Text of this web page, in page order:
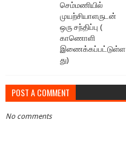
செம்மணியில்
முயற்சியாளருடன்
ஒரு சந்திப்பு (
காணொளி
இணைக்கப்பட்டுள்ள
து)
POST A COMMENT
No comments